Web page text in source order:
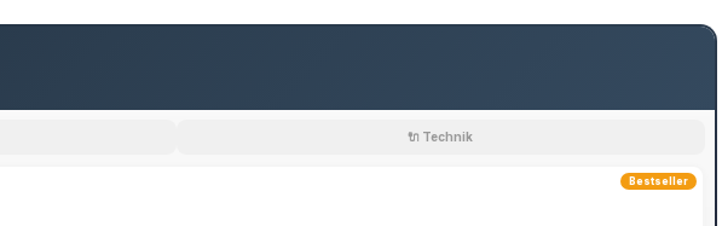
🔌 Technik
Bestseller